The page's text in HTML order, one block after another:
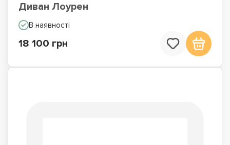
Диван Лоурен
В наявності
18 100 грн